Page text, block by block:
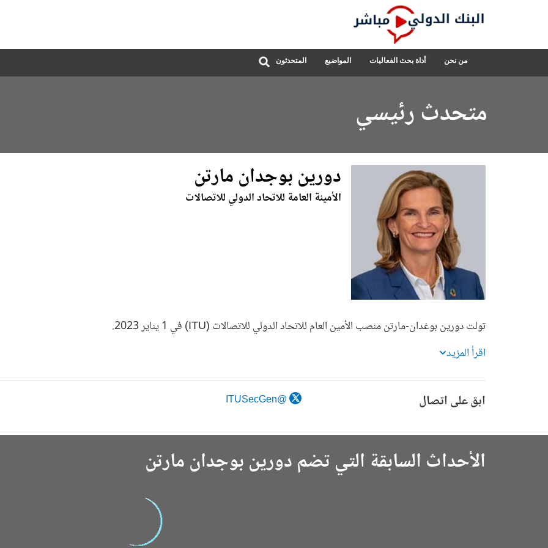
Navigation
البنك
الدولي
مباشر
من نحن أداة بحث الفعاليات المواضيع المتحدثون Global
Search
متحدث رئيسي
دورين بوجدان مارتن
الأمينة العامة للاتحاد الدولي للاتصالات
تولت دورين بوغدان-مارتن منصب الأمين العام للاتحاد الدولي للاتصالات (ITU) في 1 يناير 2023.
اقرأ المزيد
ابق على اتصال @ITUSecGen
الأحداث السابقة التي تضم دورين بوجدان مارتن